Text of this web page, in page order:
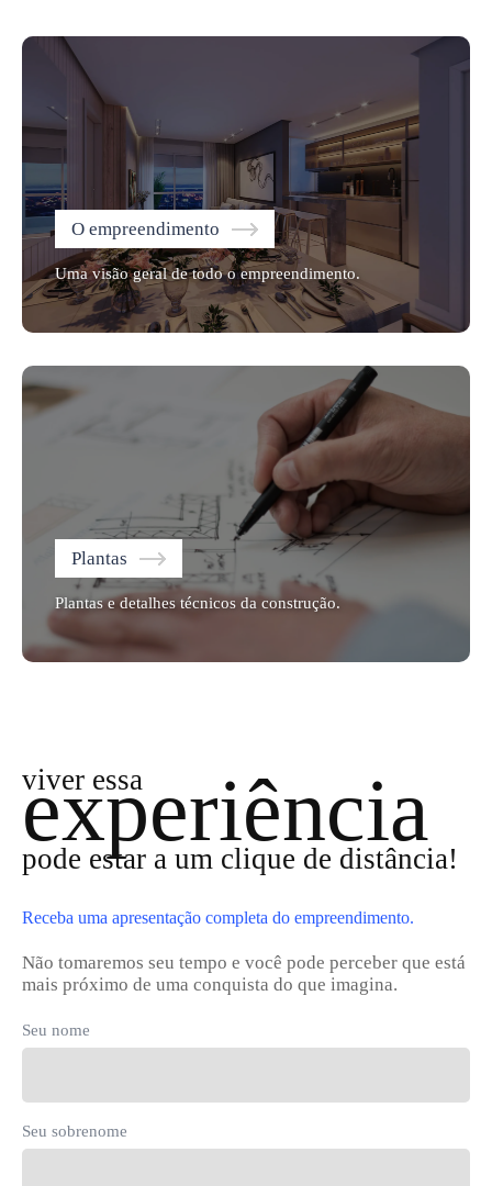
O empreendimento
Uma visão geral de todo o empreendimento.
Plantas
Plantas e detalhes técnicos da construção.
viver essa
experiência
pode estar a um clique de distância!
Receba uma apresentação completa do empreendimento.
Não tomaremos seu tempo e você pode perceber que está
mais próximo de uma conquista do que imagina.
Seu nome
Seu sobrenome